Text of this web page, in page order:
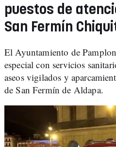
puestos de
San Fermín
El Ayuntamiento de
especial con servicios
aseos vigilados y
de San Fermín de Aldapa.